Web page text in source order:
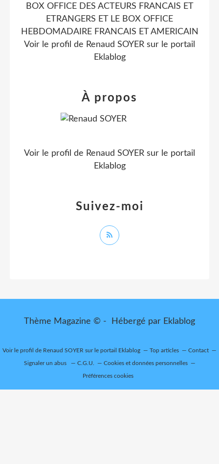
BOX OFFICE DES ACTEURS FRANCAIS ET
ETRANGERS ET LE BOX OFFICE
HEBDOMADAIRE FRANCAIS ET AMERICAIN
Voir le profil de Renaud SOYER sur le portail
Eklablog
Suivez-moi
À propos
Voir le profil de Renaud SOYER sur le portail
Eklablog
Thème Magazine © - Hébergé par Eklablog
Voir le profil de Renaud SOYER sur le portail Eklablog Top articles Contact
Signaler un abus C.G.U. Cookies et données personnelles
Préférences cookies